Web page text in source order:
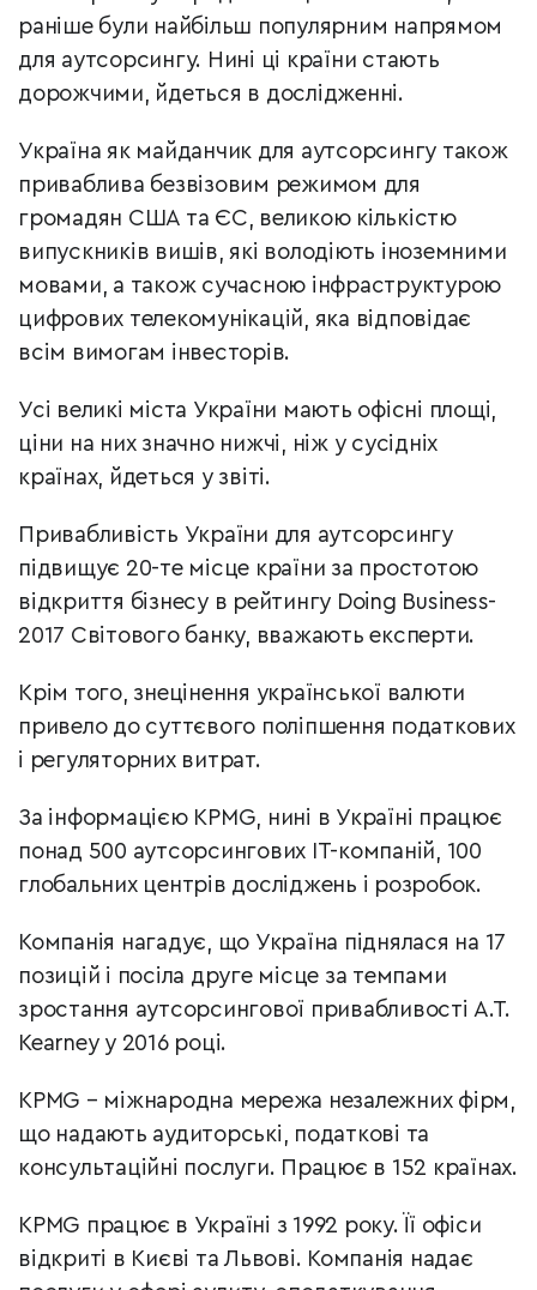
раніше були найбільш популярним напрямом
для аутсорсингу. Нині ці країни стають
дорожчими, йдеться в дослідженні.
Україна як майданчик для аутсорсингу також
приваблива безвізовим режимом для
громадян США та ЄС, великою кількістю
випускників вишів, які володіють іноземними
мовами, а також сучасною інфраструктурою
цифрових телекомунікацій, яка відповідає
всім вимогам інвесторів.
Усі великі міста України мають офісні площі,
ціни на них значно нижчі, ніж у сусідніх
країнах, йдеться у звіті.
Привабливість України для аутсорсингу
підвищує 20-те місце країни за простотою
відкриття бізнесу в рейтингу Doing Business-
2017 Світового банку, вважають експерти.
Крім того, знецінення української валюти
привело до суттєвого поліпшення податкових
і регуляторних витрат.
За інформацією KPMG, нині в Україні працює
понад 500 аутсорсингових IT-компаній, 100
глобальних центрів досліджень і розробок.
Компанія нагадує, що Україна піднялася на 17
позицій і посіла друге місце за темпами
зростання аутсорсингової привабливості A.T.
Kearney у 2016 році.
KPMG – міжнародна мережа незалежних фірм,
що надають аудиторські, податкові та
консультаційні послуги. Працює в 152 країнах.
KPMG працює в Україні з 1992 року. Її офіси
відкриті в Києві та Львові. Компанія надає